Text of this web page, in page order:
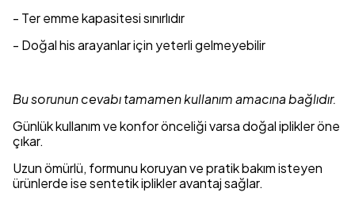
- Ter emme kapasitesi sınırlıdır
- Doğal his arayanlar için yeterli gelmeyebilir
Bu sorunun cevabı tamamen kullanım amacına bağlıdır.
Günlük kullanım ve konfor önceliği varsa doğal iplikler öne
çıkar.
Uzun ömürlü, formunu koruyan ve pratik bakım isteyen
ürünlerde ise sentetik iplikler avantaj sağlar.